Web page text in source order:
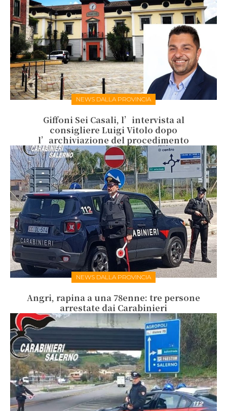
NEWS DALLA PROVINCIA
Giffoni Sei Casali, l’intervista al
consigliere Luigi Vitolo dopo
l’archiviazione del procedimento
NEWS DALLA PROVINCIA
Angri, rapina a una 78enne: tre persone
arrestate dai Carabinieri